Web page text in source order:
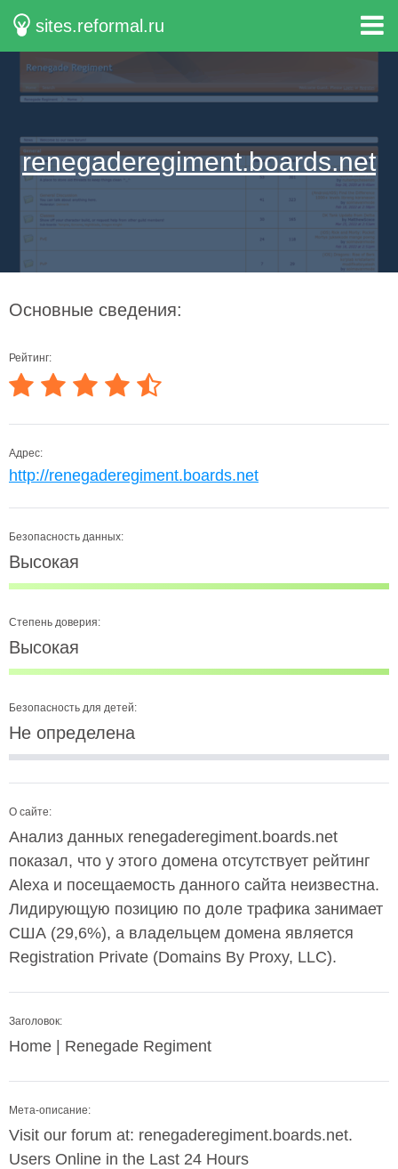
sites.reformal.ru
renegaderegiment.boards.net
Основные сведения:
Рейтинг:
Адрес:
http://renegaderegiment.boards.net
Безопасность данных:
Высокая
Степень доверия:
Высокая
Безопасность для детей:
Не определена
О сайте:
Анализ данных renegaderegiment.boards.net
показал, что у этого домена отсутствует рейтинг
Alexa и посещаемость данного сайта неизвестна.
Лидирующую позицию по доле трафика занимает
США (29,6%), а владельцем домена является
Registration Private (Domains By Proxy, LLC).
Заголовок:
Home | Renegade Regiment
Мета-описание:
Visit our forum at: renegaderegiment.boards.net.
Users Online in the Last 24 Hours